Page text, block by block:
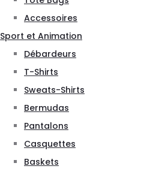
Accessoires
Sport et Animation
Débardeurs
T-Shirts
Sweats-Shirts
Bermudas
Pantalons
Casquettes
Baskets